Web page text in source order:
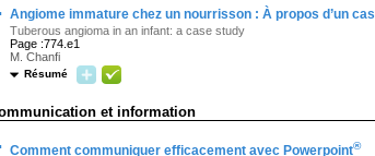
Angiome immature chez un nourrisson : À propos d’un cas
Tuberous angioma in an infant: a case study
Page :774.e1
M. Chanfi
Résumé
et information
Comment communiquer efficacement avec Powerpoint®